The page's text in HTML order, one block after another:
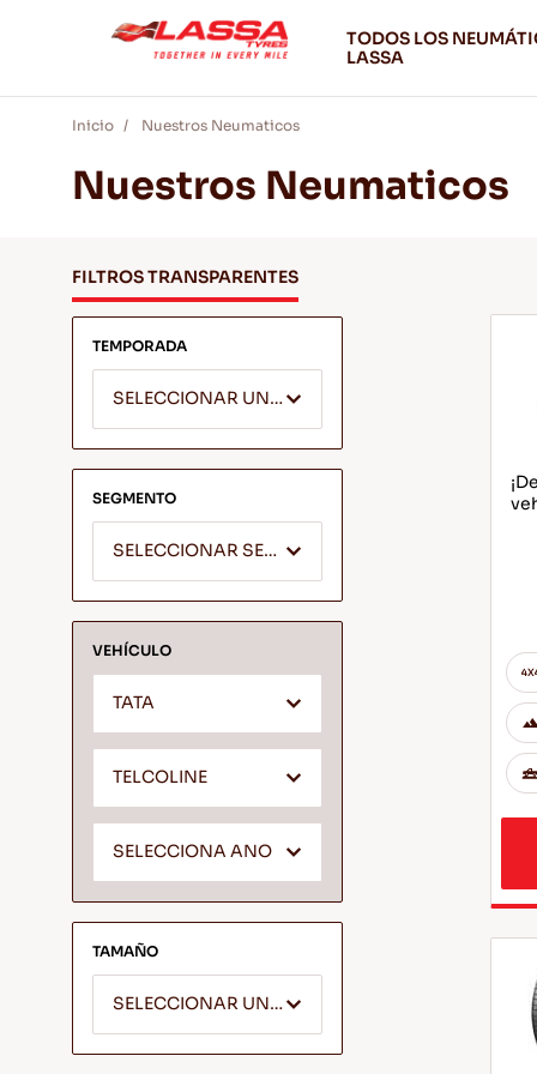
TODOS LOS
LASSA
Inicio Nuestros Neumaticos
Nuestros Neumaticos
FILTROS TRANSPARENTES
TEMPORADA
SELECCIONAR UNA TEMPORADA
SEGMENTO
SELECCIONAR SEGMENTO
VEHÍCULO
TATA
TELCOLINE
SELECCIONA ANO
TAMAÑO
SELECCIONAR UN ANCHO